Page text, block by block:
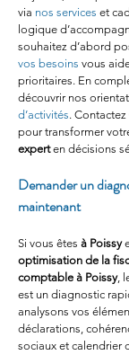
via nos services et
logique
souhaitez d’abord
vos besoins vous
prioritaires. En
découvrir nos
d’activités. Contactez
pour transformer
expert en décisions
Demander un
maintenant
Si vous êtes à Poissy
optimisation de la
comptable à Poissy,
est un diagnostic
analysons vos
déclarations,
sociaux et calendrier